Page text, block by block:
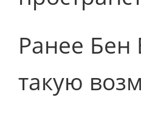
Ранее Бен
такую